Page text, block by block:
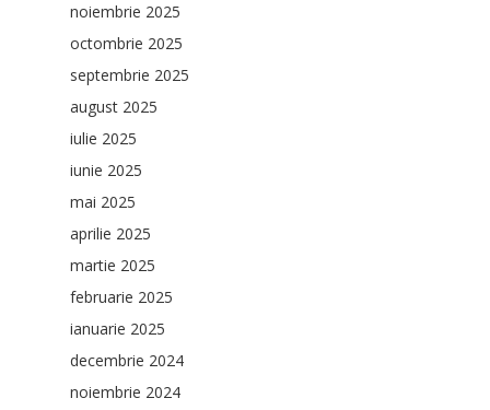
noiembrie 2025
octombrie 2025
septembrie 2025
august 2025
iulie 2025
iunie 2025
mai 2025
aprilie 2025
martie 2025
februarie 2025
ianuarie 2025
decembrie 2024
noiembrie 2024